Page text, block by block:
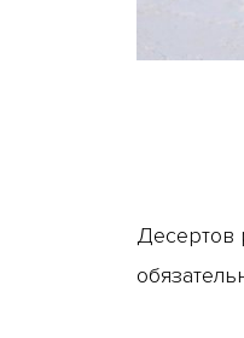
Десертов